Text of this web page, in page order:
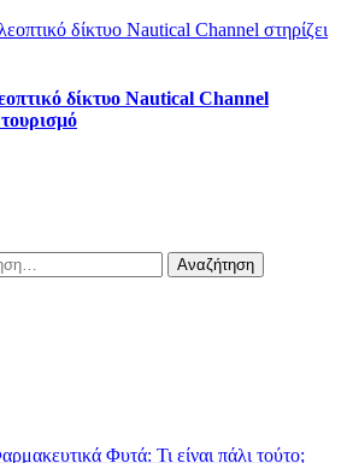
δίκτυο Nautical Channel
Φυτά: Τι είναι πάλι τούτο;